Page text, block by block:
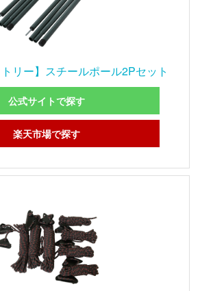
トリー】スチールポール2Pセット
公式サイトで探す
楽天市場で探す